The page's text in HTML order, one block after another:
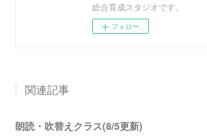
総合育成スタジオです。
フォロー
関連記事
朗読・吹替えクラス(8/5更新)